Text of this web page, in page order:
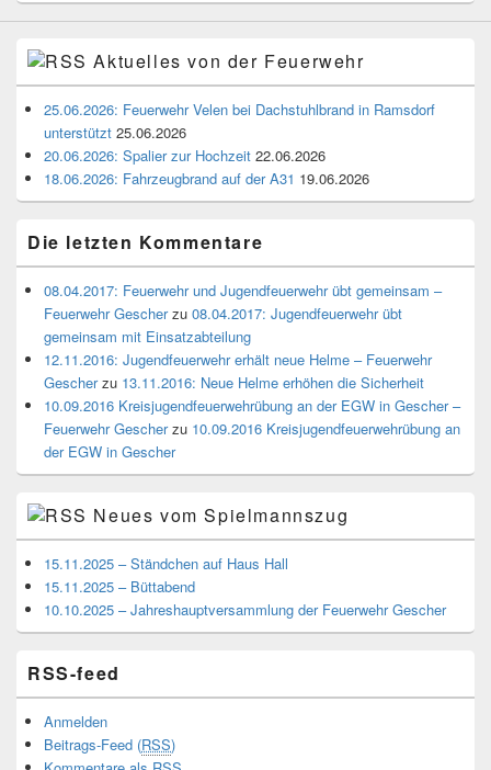
Aktuelles von der Feuerwehr
25.06.2026: Feuerwehr Velen bei Dachstuhlbrand in Ramsdorf
unterstützt 25.06.2026
20.06.2026: Spalier zur Hochzeit 22.06.2026
18.06.2026: Fahrzeugbrand auf der A31 19.06.2026
Die letzten Kommentare
08.04.2017: Feuerwehr und Jugendfeuerwehr übt gemeinsam –
Feuerwehr Gescherzu 08.04.2017: Jugendfeuerwehr übt
gemeinsam mit Einsatzabteilung
12.11.2016: Jugendfeuerwehr erhält neue Helme – Feuerwehr
Gescherzu 13.11.2016: Neue Helme erhöhen die Sicherheit
10.09.2016 Kreisjugendfeuerwehrübung an der EGW in Gescher –
Feuerwehr Gescherzu 10.09.2016 Kreisjugendfeuerwehrübung an
der EGW in Gescher
Neues vom Spielmannszug
15.11.2025 – Ständchen auf Haus Hall
15.11.2025 – Büttabend
10.10.2025 – Jahreshauptversammlung der Feuerwehr Gescher
RSS-feed
Anmelden
Beitrags-Feed (RSS)